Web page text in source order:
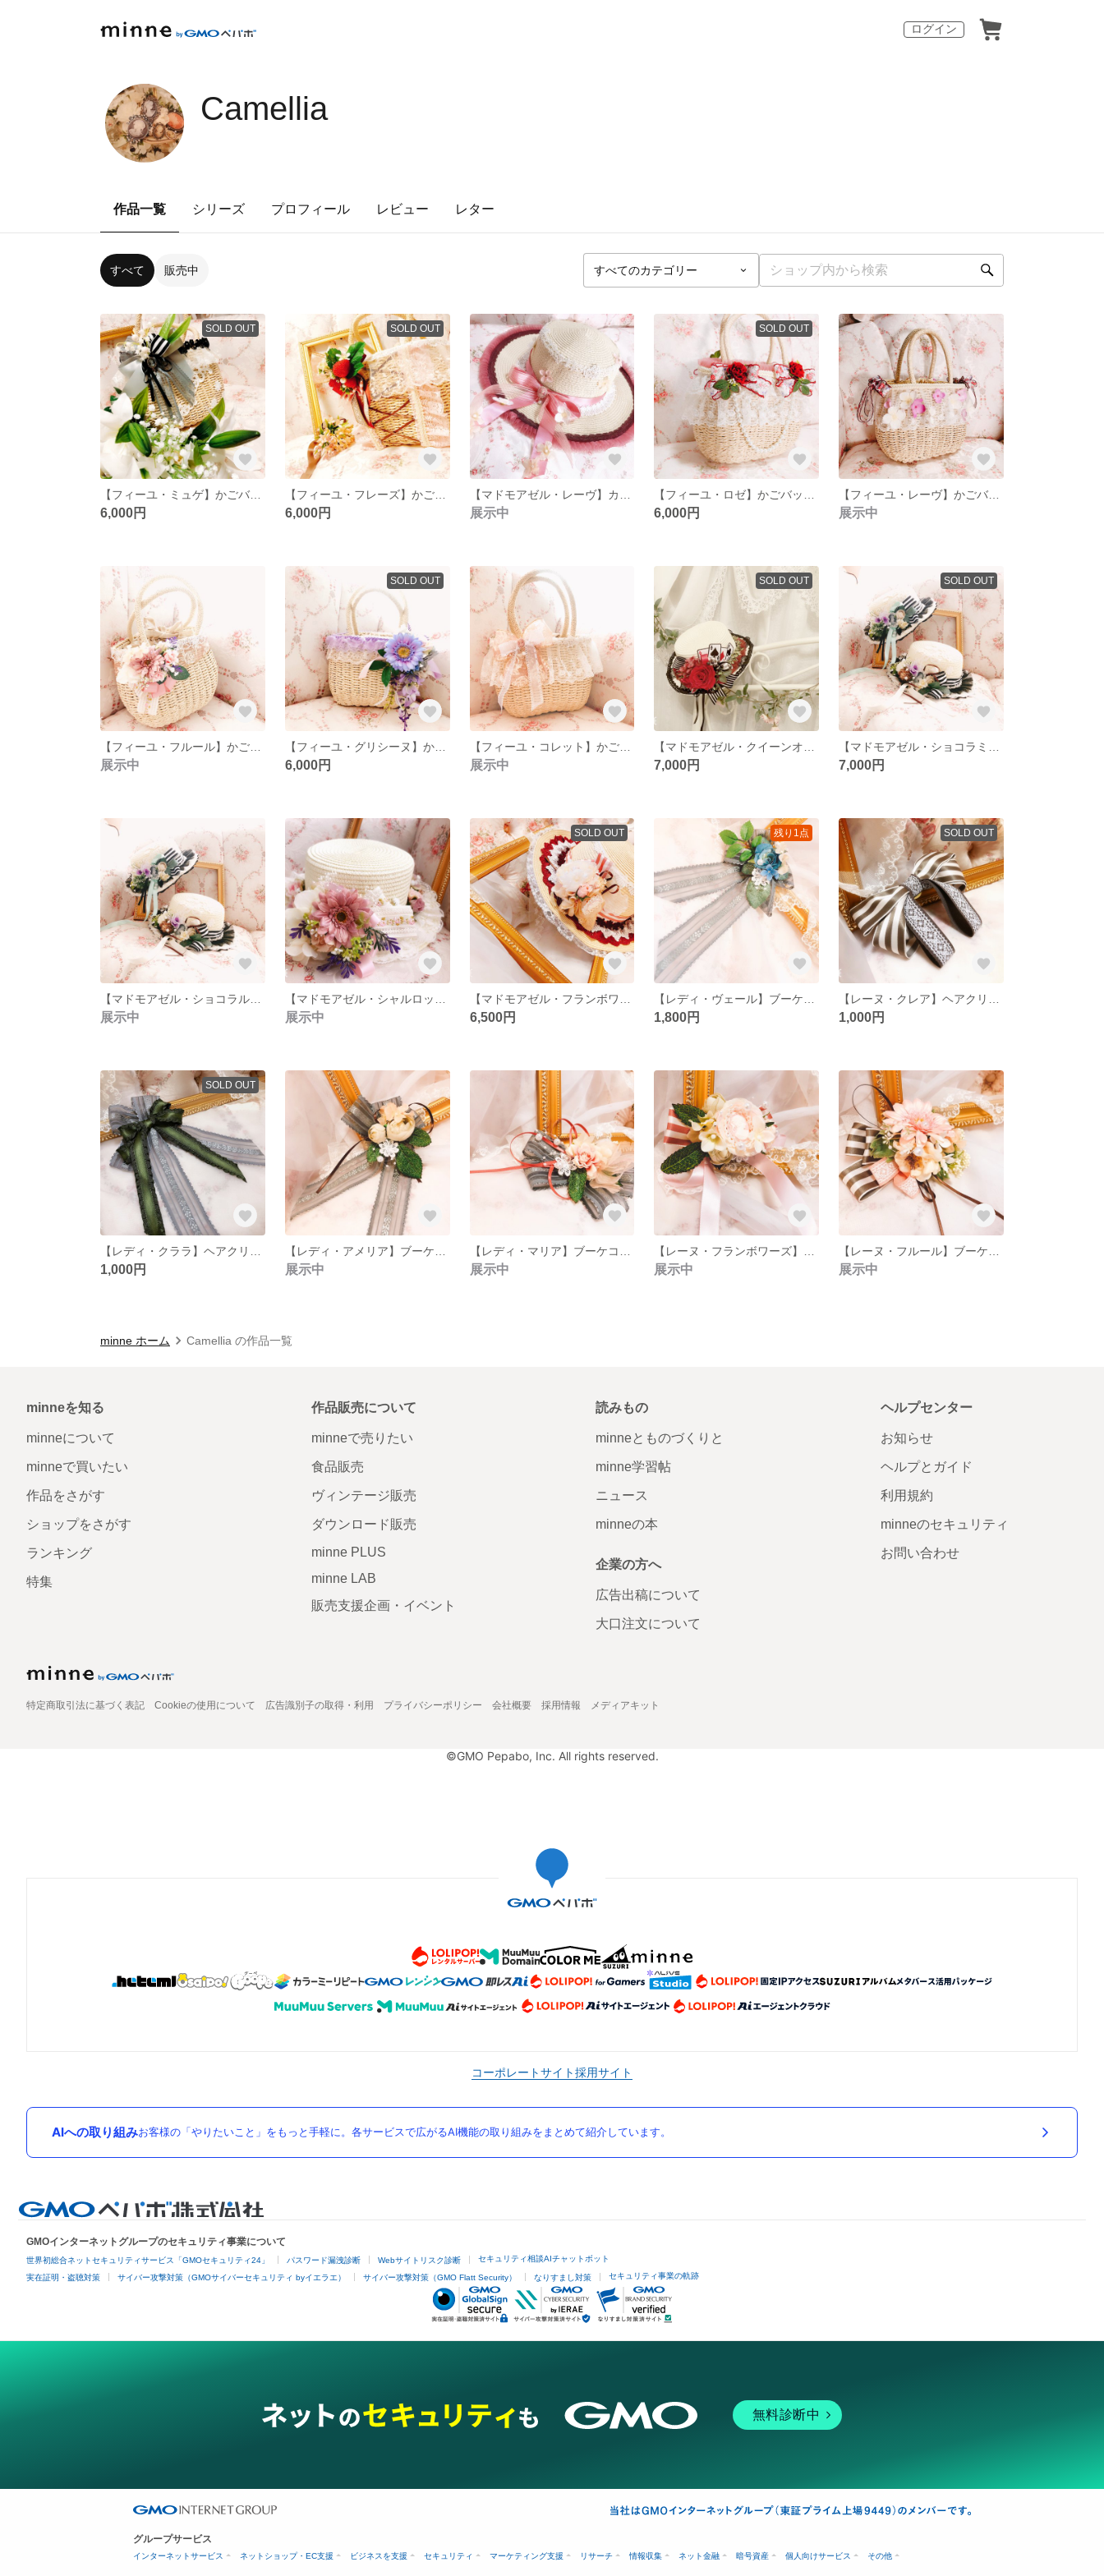
ログイン
Camellia
作品一覧 シリーズ プロフィール レビュー レター
すべて 販売中
SOLD OUT
【フィーユ・ミュゲ】かごバッグ かご鞄 すずらんバッグ
6,000円
SOLD OUT
【フィーユ・フレーズ】かごバッグ かご鞄 リボンバッグ 花バッグ ストロベリー いちごバッグ 苺鞄編みバッグ
6,000円 展示中
SOLD OUT
6,000円
【フィーユ・レーヴ】かごバッグ かご鞄 リボンバッグ 花バッグ
展示中
展示中
SOLD OUT
【フィーユ・グリシーヌ】かごバッグ 籠バッグ かご鞄
6,000円
【フィーユ・コレット】かごバッグ かご鞄
展示中
SOLD OUT
7,000円
SOLD OUT
7,000円
展示中 展示中
SOLD OUT
6,500円
残り1点
1,800円
SOLD OUT
1,000円
SOLD OUT
1,000円 展示中 展示中 展示中 展示中
minne ホーム Camellia の作品一覧
minneを知る
minneについて
minneで買いたい
作品をさがす
ショップをさがす
ランキング
特集
作品販売について
minneで売りたい
食品販売
ヴィンテージ販売
ダウンロード販売
minne PLUS
minne LAB
販売支援企画・イベント
読みもの
minneとものづくりと
minne学習帖
ニュース
minneの本
企業の方へ
広告出稿について
大口注文について
ヘルプセンター
お知らせ
ヘルプとガイド
利用規約
minneのセキュリティ
お問い合わせ
特定商取引法に基づく表記 Cookieの使用について 広告識別子の取得・利用 プライバシーポリシー 会社概要 採用情報 メディアキット
©GMO Pepabo, Inc. All rights reserved.
コーポレートサイト採用サイト
AIへの取り組みお客様の「やりたいこと」をもっと手軽に。各サービスで広がるAI機能の取り組みをまとめて紹介しています。
GMOインターネットグループのセキュリティ事業について
世界初総合ネットセキュリティサービス「GMOセキュリティ24」 パスワード漏洩診断 Webサイトリスク診断 セキュリティ相談AIチャットボット
実在証明・盗聴対策 サイバー攻撃対策（GMOサイバーセキュリティ byイエラエ） サイバー攻撃対策（GMO Flatt Security） なりすまし対策 セキュリティ事業の軌跡
無料診断中
グループサービス
インターネットサービス ネットショップ・EC支援 ビジネスを支援 セキュリティ マーケティング支援 リサーチ 情報収集 ネット金融 暗号資産 個人向けサービス その他